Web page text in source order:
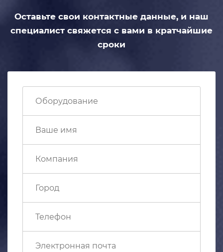
Оставьте свои контактные данные, и наш
специалист свяжется с вами в кратчайшие
сроки